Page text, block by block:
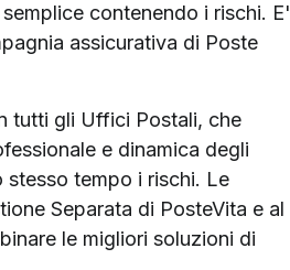
contenendo i rischi. E'
assicurativa di Poste
tutti gli Uffici Postali, che
e dinamica degli
tempo i rischi. Le
Separata di PosteVita e al
le migliori soluzioni di